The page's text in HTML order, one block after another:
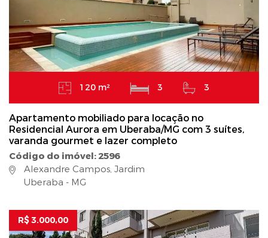
120 m² 3 3
Apartamento mobiliado para locação no
Residencial Aurora em Uberaba/MG com 3 suítes,
varanda gourmet e lazer completo
Código do imóvel: 2596
Alexandre Campos, Jardim
Uberaba - MG
R$ 3.000,00